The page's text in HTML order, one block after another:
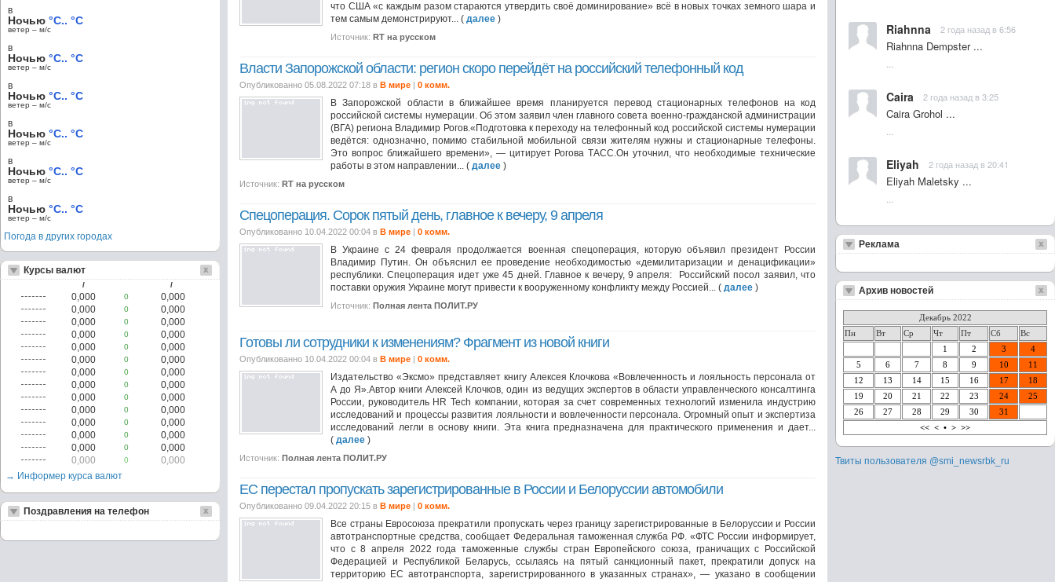
что США «с каждым разом стараются утвердить своё доминирование» всё в новых точках земного шара и
тем самым демонстрируют... ( далее )
Источник: RT на русском
Власти Запорожской области: регион скоро перейдёт на российский телефонный код
Опубликованно 05.08.2022 07:18 в В мире | 0 комм.
В Запорожской области в ближайшее время планируется перевод стационарных телефонов на код
российской системы нумерации. Об этом заявил член главного совета военно-гражданской администрации
(ВГА) региона Владимир Рогов.«Подготовка к переходу на телефонный код российской системы нумерации
ведётся: однозначно, помимо стабильной мобильной связи жителям нужны и стационарные телефоны.
Это вопрос ближайшего времени», — цитирует Рогова ТАСС.Он уточнил, что необходимые технические
работы в этом направлении... ( далее )
Источник: RT на русском
Спецоперация. Сорок пятый день, главное к вечеру, 9 апреля
Опубликованно 10.04.2022 00:04 в В мире | 0 комм.
В Украине с 24 февраля продолжается военная спецоперация, которую объявил президент России
Владимир Путин. Он объяснил ее проведение необходимостью «демилитаризации и денацификации»
республики. Спецоперация идет уже 45 дней. Главное к вечеру, 9 апреля: Российский посол заявил, что
поставки оружия Украине могут привести к вооруженному конфликту между Россией... ( далее )
Источник: Полная лента ПОЛИТ.РУ
Готовы ли сотрудники к изменениям? Фрагмент из новой книги
Опубликованно 10.04.2022 00:04 в В мире | 0 комм.
Издательство «Эксмо» представляет книгу Алексея Клочкова «Вовлеченность и лояльность персонала от
А до Я».Автор книги Алексей Клочков, один из ведущих экспертов в области управленческого консалтинга
России, руководитель HR Tech компании, которая за счет современных технологий изменила индустрию
исследований и процессы развития лояльности и вовлеченности персонала. Огромный опыт и экспертиза
исследований легли в основу книги. Эта книга предназначена для практического применения и дает...
( далее )
Источник: Полная лента ПОЛИТ.РУ
ЕС перестал пропускать зарегистрированные в России и Белоруссии автомобили
Опубликованно 09.04.2022 20:15 в В мире | 0 комм.
Все страны Евросоюза прекратили пропускать через границу зарегистрированные в Белоруссии и России
автотранспортные средства, сообщает Федеральная таможенная служба РФ. «ФТС России информирует,
что с 8 апреля 2022 года таможенные службы стран Европейского союза, граничащих с Российской
Федерацией и Республикой Беларусь, ссылаясь на пятый санкционный пакет, прекратили допуск на
территорию ЕС автотранспорта, зарегистрированного в указанных странах», — указано в сообщении
в
Ночью °C.. °C
ветер – м/c
в
Ночью °C.. °C
ветер – м/c
в
Ночью °C.. °C
ветер – м/c
в
Ночью °C.. °C
ветер – м/c
в
Ночью °C.. °C
ветер – м/c
в
Ночью °C.. °C
ветер – м/c
Погода в других городах
Курсы валют
/ /
0,000 0
0,000
0,000
0
0,000
0,000
0
0,000
0,000
0
0,000
0,000
0
0,000
0,000
0
0,000
0,000
0
0,000
0,000
0
0,000
0,000
0
0,000
0,000
0
0,000
0,000
0
0,000
0,000
0
0,000
0,000
0
0,000
0,000
0
0,000
→ Информер курса валют
Поздравления на телефон
Riahnna 2 года назад в 6:56
Riahnna Dempster ...
Caira 2 года назад в 3:25
Caira Grohol ...
Eliyah 2 года назад в 20:41
Eliyah Maletsky ...
Реклама
Архив новостей
Декабрь 2022
Пн
Вт Ср Чт Пт Сб
Вс
1
2 3
4
5
6 7 8 9 10
11
12
13 14 15 16 17
18
19
20 21 22 23 24
25
26
27 28 29 30
31
<< < • > >>
Твиты пользователя @smi_newsrbk_ru